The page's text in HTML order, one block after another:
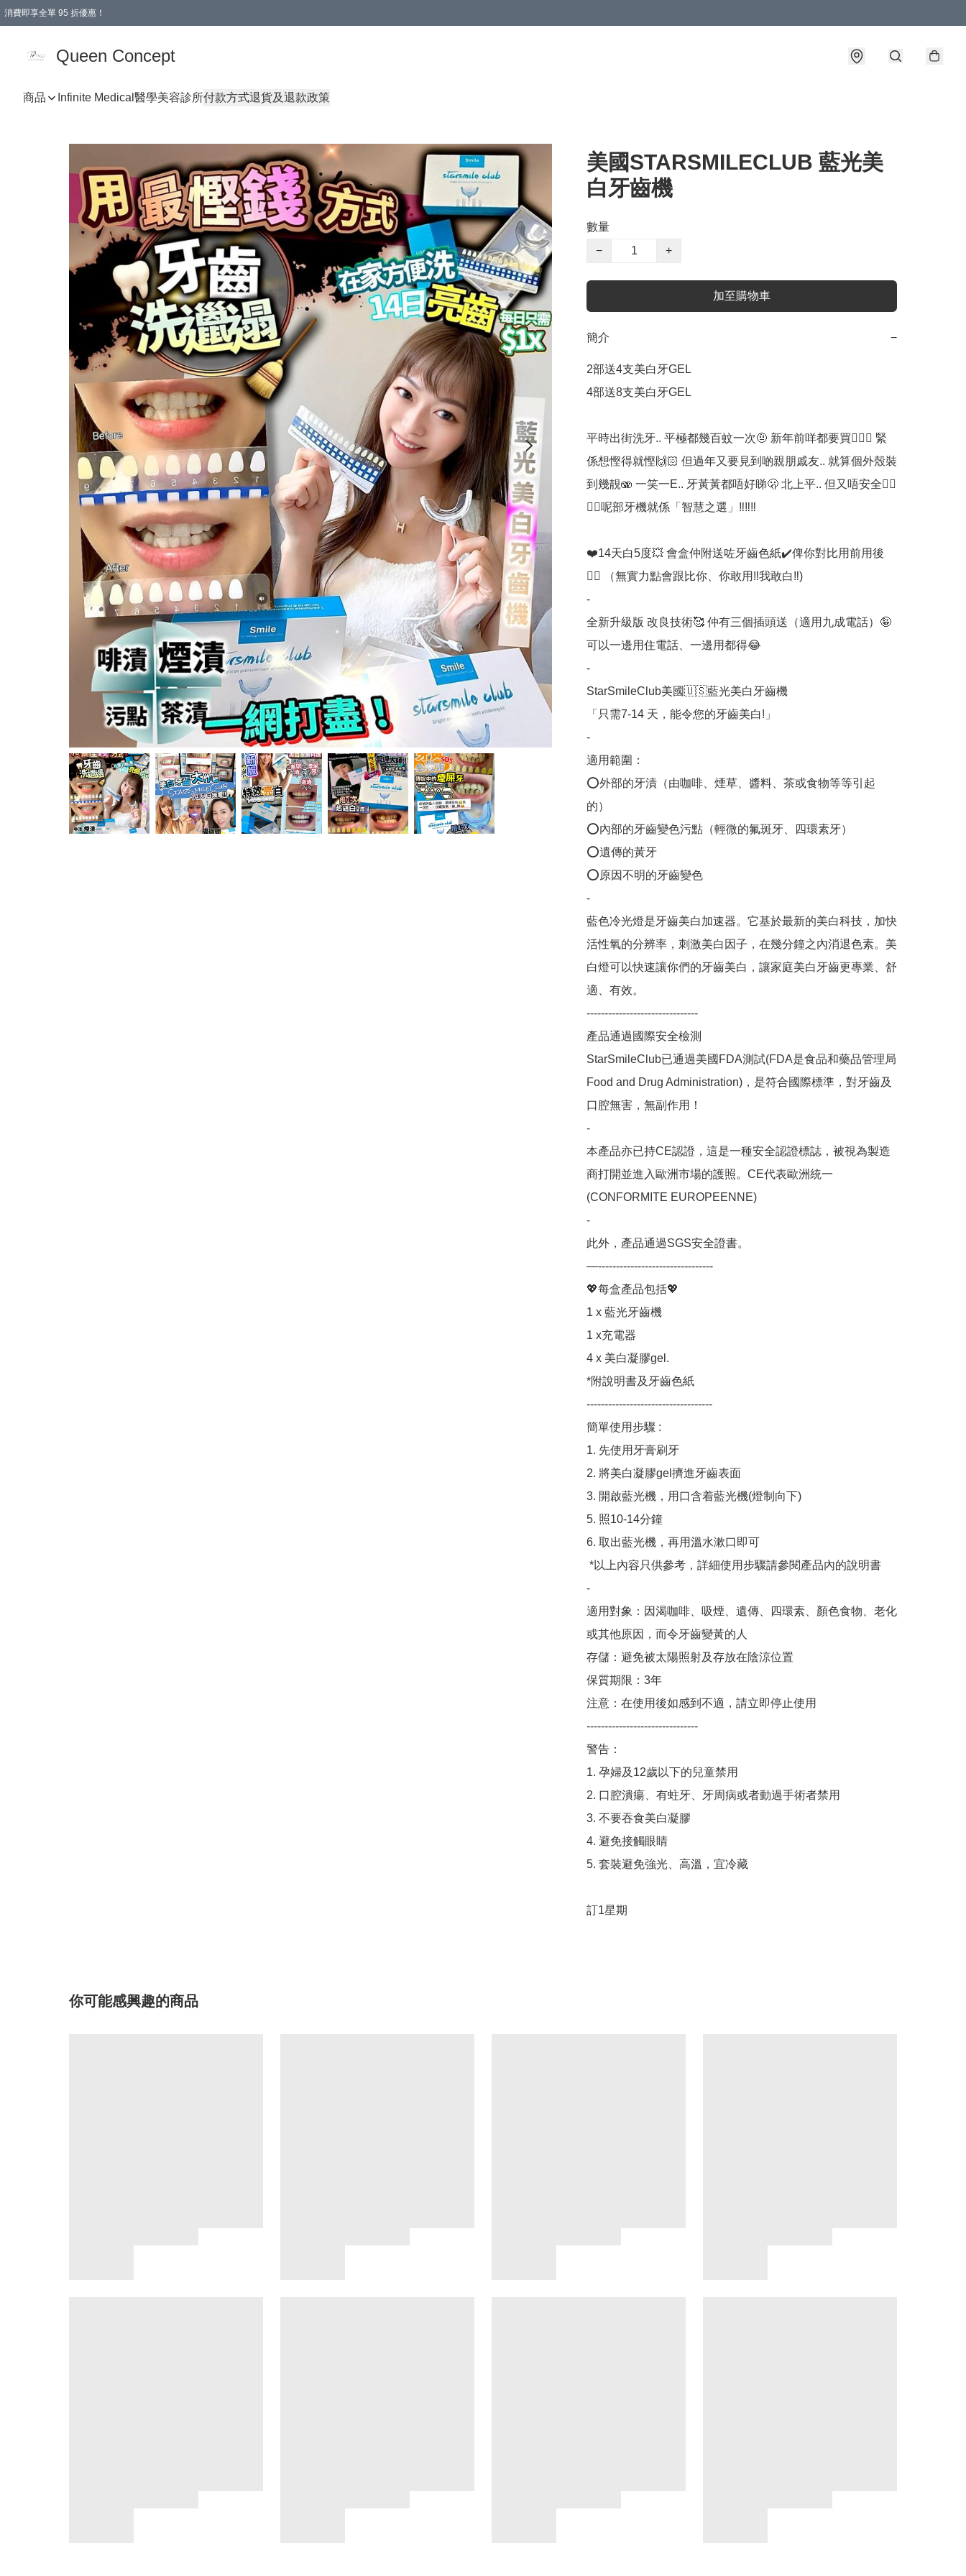
消費即享全單 95 折優惠！
Queen Concept
商品 Infinite Medical醫學美容診所付款方式退貨及退款政策
美國STARSMILECLUB 藍光美
白牙齒機
數量
−
+
加至購物車
簡介 −
2部送4支美白牙GEL
4部送8支美白牙GEL
平時出街洗牙.. 平極都幾百蚊一次🤨 新年前咩都要買💁🏻‍♀️ 緊
係想慳得就慳🙌🏻 但過年又要見到啲親朋戚友.. 就算個外殼裝
到幾靚🫨 一笑一E.. 牙黃黃都唔好睇🫢 北上平.. 但又唔安全👉🏻
👈🏻呢部牙機就係「智慧之選」‼️‼️‼️
❤️14天白5度💥 會盒仲附送咗牙齒色紙✔️俾你對比用前用後
👍🏻 （無實力點會跟比你、你敢用‼️我敢白‼️)
-
全新升級版 改良技術🥰 仲有三個插頭送（適用九成電話）🤪
可以一邊用住電話、一邊用都得😂
-
StarSmileClub美國🇺🇸藍光美白牙齒機
「只需7-14 天，能令您的牙齒美白!」
-
適用範圍：
⭕️外部的牙漬（由咖啡、煙草、醬料、茶或食物等等引起
的）
⭕️內部的牙齒變色污點（輕微的氟斑牙、四環素牙）
⭕️遺傳的黃牙
⭕️原因不明的牙齒變色
-
藍色冷光燈是牙齒美白加速器。它基於最新的美白科技，加快
活性氧的分辨率，刺激美白因子，在幾分鐘之內消退色素。美
白燈可以快速讓你們的牙齒美白，讓家庭美白牙齒更專業、舒
適、有效。
-------------------------------
產品通過國際安全檢測
StarSmileClub已通過美國FDA測試(FDA是食品和藥品管理局
Food and Drug Administration)，是符合國際標準，對牙齒及
口腔無害，無副作用！
-
本產品亦已持CE認證，這是一種安全認證標誌，被視為製造
商打開並進入歐洲市場的護照。CE代表歐洲統一
(CONFORMITE EUROPEENNE)
-
此外，產品通過SGS安全證書。
—--------------------------------
💖每盒產品包括💖
1 x 藍光牙齒機
1 x充電器
4 x 美白凝膠gel.
*附說明書及牙齒色紙
-----------------------------------
簡單使用步驟 :
1. 先使用牙膏刷牙
2. 將美白凝膠gel擠進牙齒表面
3. 開啟藍光機，用口含着藍光機(燈制向下)
5. 照10-14分鐘
6. 取出藍光機，再用溫水漱口即可
-
適用對象：因渴咖啡、吸煙、遺傳、四環素、顏色食物、老化
或其他原因，而令牙齒變黃的人
存儲：避免被太陽照射及存放在陰涼位置
保質期限：3年
注意：在使用後如感到不適，請立即停止使用
-------------------------------
警告：
1. 孕婦及12歲以下的兒童禁用
2. 口腔潰瘍、有蛀牙、牙周病或者動過手術者禁用
3. 不要吞食美白凝膠
4. 避免接觸眼睛
5. 套裝避免強光、高溫，宜冷藏
訂1星期
你可能感興趣的商品